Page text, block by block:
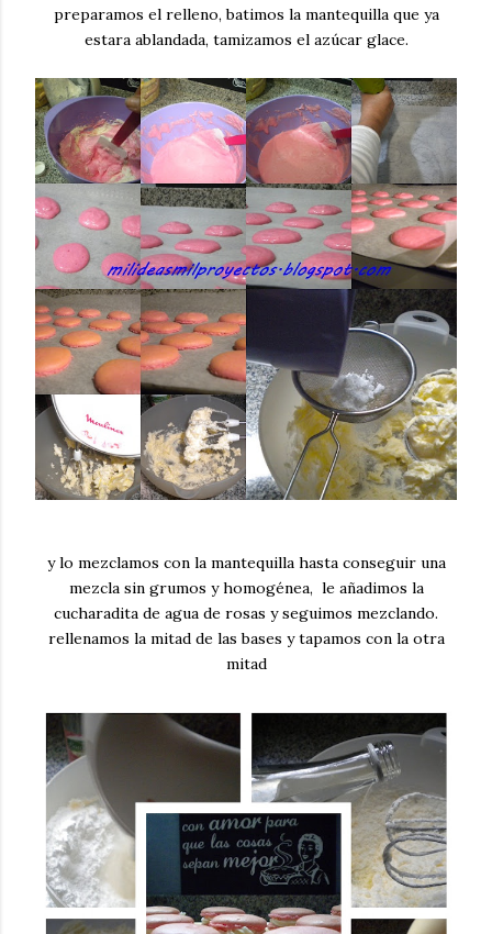
preparamos el relleno, batimos la mantequilla que ya
estara ablandada, tamizamos el azúcar glace.
y lo mezclamos con la mantequilla hasta conseguir una
mezcla sin grumos y homogénea, le añadimos la
cucharadita de agua de rosas y seguimos mezclando.
rellenamos la mitad de las bases y tapamos con la otra
mitad